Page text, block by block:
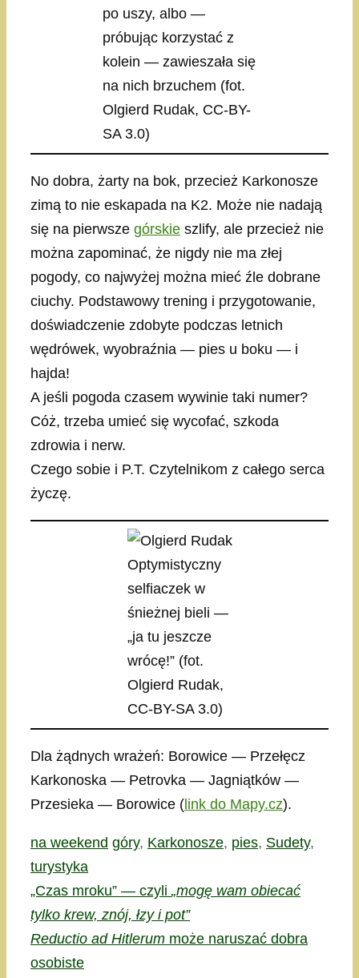
po uszy, albo —
próbując korzystać z
kolein — zawieszała się
na nich brzuchem (fot.
Olgierd Rudak, CC-BY-
SA 3.0)
No dobra, żarty na bok, przecież Karkonosze
zimą to nie eskapada na K2. Może nie nadają
się na pierwsze górskie szlify, ale przecież nie
można zapominać, że nigdy nie ma złej
pogody, co najwyżej można mieć źle dobrane
ciuchy. Podstawowy trening i przygotowanie,
doświadczenie zdobyte podczas letnich
wędrówek, wyobraźnia — pies u boku — i
hajda!
A jeśli pogoda czasem wywinie taki numer?
Cóż, trzeba umieć się wycofać, szkoda
zdrowia i nerw.
Czego sobie i P.T. Czytelnikom z całego serca
życzę.
Optymistyczny
selfiaczek w
śnieżnej bieli —
„ja tu jeszcze
wrócę!” (fot.
Olgierd Rudak,
CC-BY-SA 3.0)
Dla żądnych wrażeń: Borowice — Przełęcz
Karkonoska — Petrovka — Jagniątków —
Przesieka — Borowice ( link do Mapy.cz).
Kategorie
na weekend Tagi
góry, Karkonosze, pies, Sudety,
turystyka
„Czas mroku” — czyli „mogę wam obiecać
tylko krew, znój, łzy i pot”
Reductio ad Hitlerum może naruszać dobra
osobiste